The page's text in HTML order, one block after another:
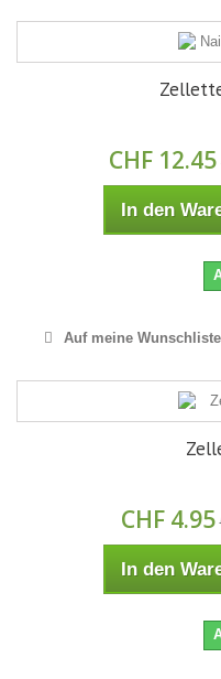
CHF 12.45
In den
Auf meine Wunschliste
CHF 4.95
In den